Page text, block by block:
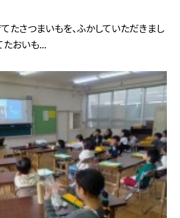
たさつまいもを、ふかしていただきまし
たおいも...